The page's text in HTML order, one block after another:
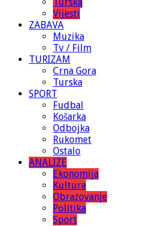
Vijesti
ZABAVA
Muzika
Tv / Film
TURIZAM
Crna Gora
Turska
SPORT
Fudbal
Košarka
Odbojka
Rukomet
Ostalo
ANALIZE
Ekonomija
Kultura
Obrazovanje
Politika
Sport